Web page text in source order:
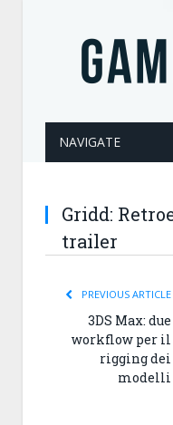
NAVIGATE
Gridd:
trailer
PREVIOUS ARTICLE
3DS Max: due
workflow per il
rigging dei
modelli